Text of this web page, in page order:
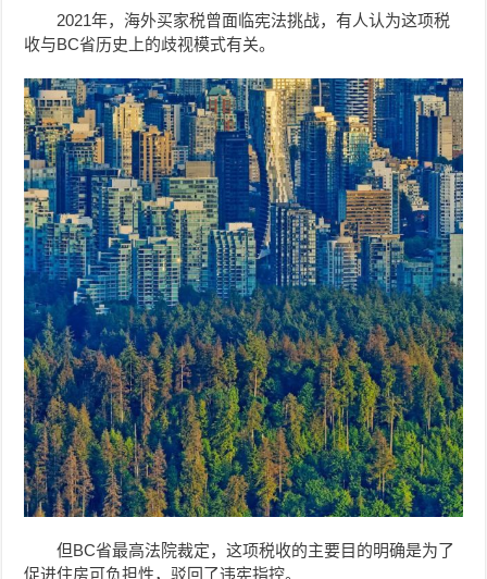
2021年，海外买家税曾面临宪法挑战，有人认为这项税
收与BC省历史上的歧视模式有关。
但BC省最高法院裁定，这项税收的主要目的明确是为了
促进住房可负担性，驳回了违宪指控。